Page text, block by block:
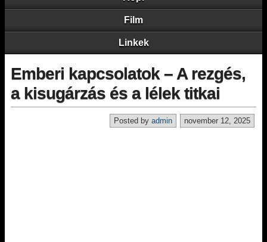
Film
Linkek
Emberi kapcsolatok – A rezgés,
a kisugárzás és a lélek titkai
november 12, 2025
Posted by admin